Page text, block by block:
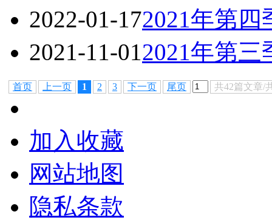
2022-01-172021年第四
2021-11-012021年第三
首页 上一页 1 2 3 下一页 尾页 共42篇文章/
加入收藏
网站地图
隐私条款